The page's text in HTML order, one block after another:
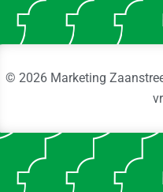
© 2026 Marketing